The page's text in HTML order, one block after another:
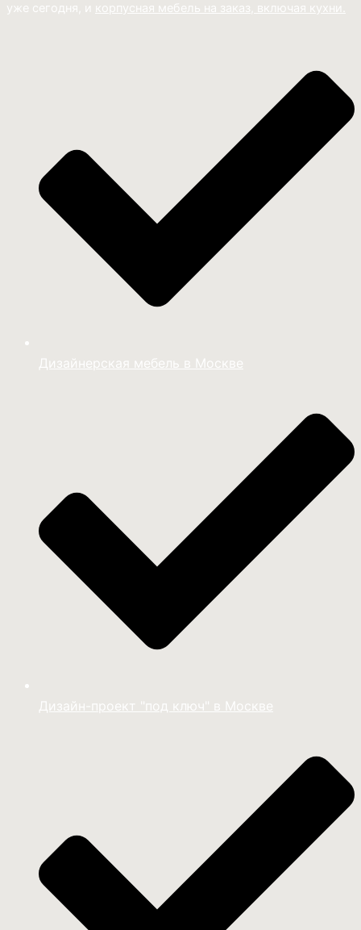
уже сегодня, и корпусная мебель на заказ, включая кухни.
Дизайнерская мебель в Москве
Дизайн-проект "под ключ" в Москве